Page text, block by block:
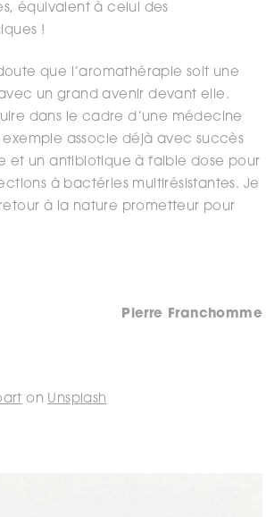
équivalent à celui des
!
que l’aromathérapie soit une
un grand avenir devant elle.
dans le cadre d’une médecine
associe déjà avec succès
et un antibiotique à faible dose pour
à bactéries multirésistantes. Je
à la nature prometteur pour
Pierre Franchomme
on Unsplash